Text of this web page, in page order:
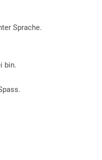
Sprache.
bin.